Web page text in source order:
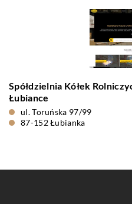
Spółdzielnia Kółek
Łubiance
ul. Toruńska 97/99
87-152 Łubianka